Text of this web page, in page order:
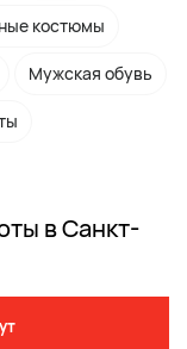
костюмы
Мужская обувь
в Санкт-